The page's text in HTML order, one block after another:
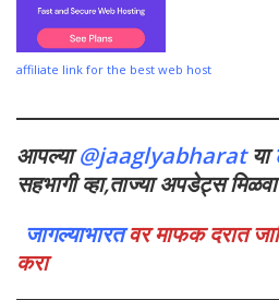
affiliate link for the best web host
आपल्या@jaaglyabharatया
सहभागी व्हा,ताज्या अपडेट्स मिळवा
जागल्याभारतवर माफक दरात
करा